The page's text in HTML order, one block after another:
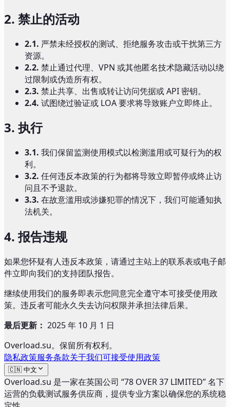
2. 禁止的活动
2.1. 严禁未经授权的测试、拒绝服务攻击或干扰第三方
资源。
2.2. 禁止通过代理、VPN 或其他匿名技术隐藏活动以绕
过限制或伪造所有权。
2.3. 禁止共享、出售或转让访问凭据或 API 密钥。
2.4. 试图绕过验证或 LOA 要求将导致账户立即终止。
3.执行
3.1. 我们保留监测使用模式以检测滥用或可疑行为的权
利。
3.2. 任何违反本政策的行为都将导致立即暂停或终止访
问且不予退款。
3.3. 在故意滥用或涉嫌犯罪的情况下，我们可能通知执
法机关。
4.报告违规
如果您怀疑有人违反本政策，请通过主站上的联系表或电子邮
件立即向我们的支持团队报告。
继续使用我们的服务即表示您同意完全遵守本可接受使用政
策。违反者可能永久失去访问权限并承担法律后果。
最后更新： 2025 年 10 月 1 日
Overload.su。保留所有权利。
隐私政策服务条款关于我们可接受使用政策
🇨🇳 中文
Overload.su 是一家在英国公司 “78 OVER 37 LIMITED” 名下
运营的负载测试服务供应商，提供专业方案以确保您的系统稳